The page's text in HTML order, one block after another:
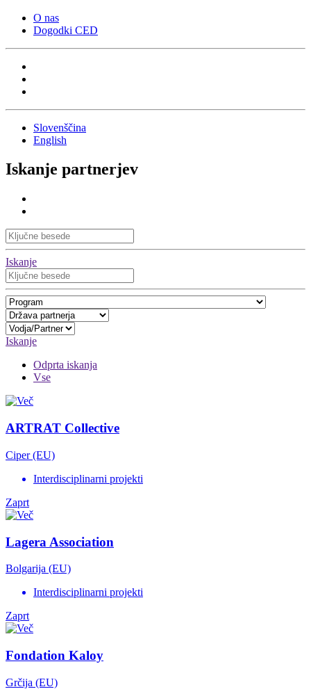
O nas
Dogodki CED
Slovenščina
English
Iskanje partnerjev
Iskanje
Iskanje
Odprta iskanja
Vse
ARTRAT Collective
Ciper (EU)
Interdisciplinarni projekti
Zaprt
Lagera Association
Bolgarija (EU)
Interdisciplinarni projekti
Zaprt
Fondation Kaloy
Grčija (EU)